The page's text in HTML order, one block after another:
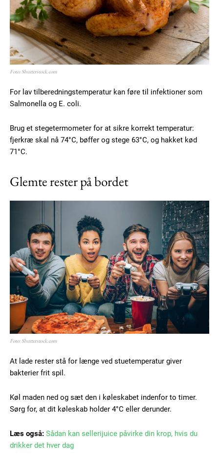
Foto: Shutterstock.com
For lav tilberedningstemperatur kan føre til infektioner som
Salmonella og E. coli.
Brug et stegetermometer for at sikre korrekt temperatur:
fjerkræ skal nå 74°C, bøffer og stege 63°C, og hakket kød
71°C.
Glemte rester på bordet
Foto: Shutterstock.com
At lade rester stå for længe ved stuetemperatur giver
bakterier frit spil.
Køl maden ned og sæt den i køleskabet indenfor to timer.
Sørg for, at dit køleskab holder 4°C eller derunder.
Læs også: Sådan kan sellerijuice påvirke din krop, hvis du
drikker det hver dag